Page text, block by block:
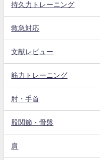
持久力トレーニング
救急対応
文献レビュー
筋力トレーニング
肘・手首
股関節・骨盤
肩